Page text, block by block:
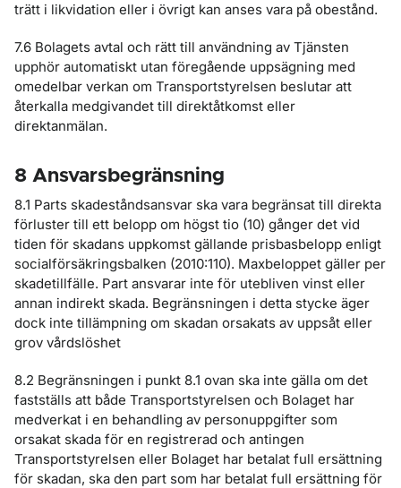
trätt i likvidation eller i övrigt kan anses vara på obestånd.
7.6 Bolagets avtal och rätt till användning av Tjänsten
upphör automatiskt utan föregående uppsägning med
omedelbar verkan om Transportstyrelsen beslutar att
återkalla medgivandet till direktåtkomst eller
direktanmälan.
8 Ansvarsbegränsning
8.1 Parts skadeståndsansvar ska vara begränsat till direkta
förluster till ett belopp om högst tio (10) gånger det vid
tiden för skadans uppkomst gällande prisbasbelopp enligt
socialförsäkringsbalken (2010:110). Maxbeloppet gäller per
skadetillfälle. Part ansvarar inte för utebliven vinst eller
annan indirekt skada. Begränsningen i detta stycke äger
dock inte tillämpning om skadan orsakats av uppsåt eller
grov vårdslöshet
8.2 Begränsningen i punkt 8.1 ovan ska inte gälla om det
fastställs att både Transportstyrelsen och Bolaget har
medverkat i en behandling av personuppgifter som
orsakat skada för en registrerad och antingen
Transportstyrelsen eller Bolaget har betalat full ersättning
för skadan, ska den part som har betalat full ersättning för